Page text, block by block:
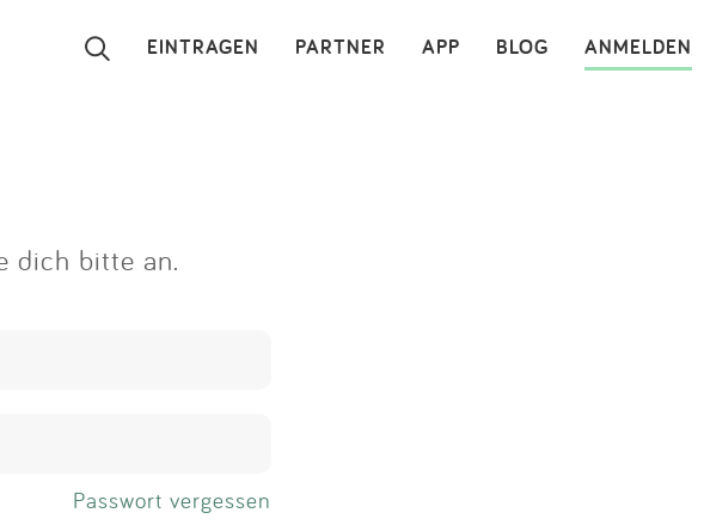
ANMELDEN
BLOG
APP
PARTNER
EINTRAGEN ×
dich bitte an.
Passwort vergessen